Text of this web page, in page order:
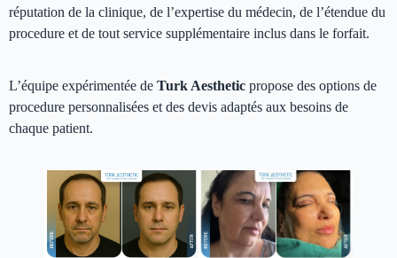
réputation de la clinique, de l’expertise du médecin, de l’étendue du
procedure et de tout service supplémentaire inclus dans le forfait.
L’équipe expérimentée de Turk Aesthetic propose des options de
procedure personnalisées et des devis adaptés aux besoins de
chaque patient.